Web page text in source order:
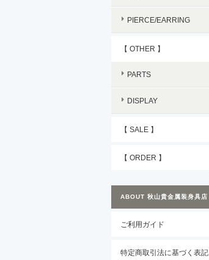
PIERCE/EARRING
【 OTHER 】
PARTS
DISPLAY
【 SALE 】
【 ORDER 】
ABOUT 秋山貴金属装身具店
ご利用ガイド
特定商取引法に基づく表記